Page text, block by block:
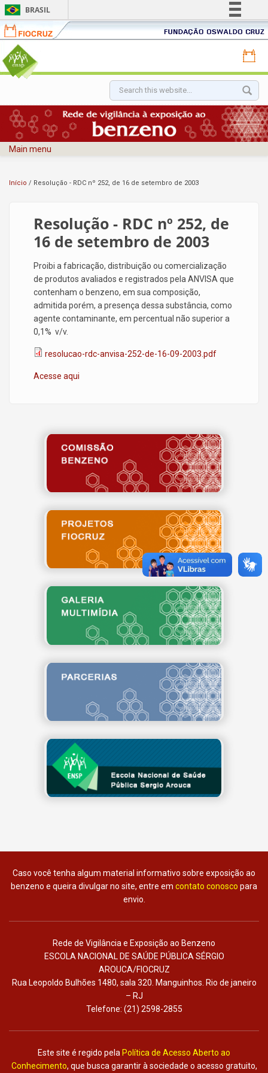
BRASIL
Simplifique!
Acesso à informação
Legislação
Canais
Fiocruz
Fundação
Oswaldo
Portal
ENSP
-
Saúde
Pública
Sergio
Portal
-
Cruz
Formulário de
busca
Main menu
Início / Resolução - RDC nº 252, de 16 de setembro de 2003
Resolução - RDC nº 252, de
16 de setembro de 2003
Proibi a fabricação, distribuição ou comercialização
de produtos avaliados e registrados pela ANVISA que
contenham o benzeno, em sua composição,
admitida porém, a presença dessa substância, como
agente contaminante, em percentual não superior a
0,1% v/v.
resolucao-rdc-anvisa-252-de-16-09-2003.pdf
Acesse aqui
Caso você tenha algum material informativo sobre exposição ao
benzeno e queira divulgar no site, entre em contato conosco para
envio.
Rede de Vigilância e Exposição ao Benzeno
ESCOLA NACIONAL DE SAÚDE PÚBLICA SÉRGIO
AROUCA/FIOCRUZ
Rua Leopoldo Bulhões 1480, sala 320. Manguinhos. Rio de janeiro
– RJ
Telefone: (21) 2598-2855
Este site é regido pela Política de Acesso Aberto ao
Conhecimento, que busca garantir à sociedade o acesso gratuito,